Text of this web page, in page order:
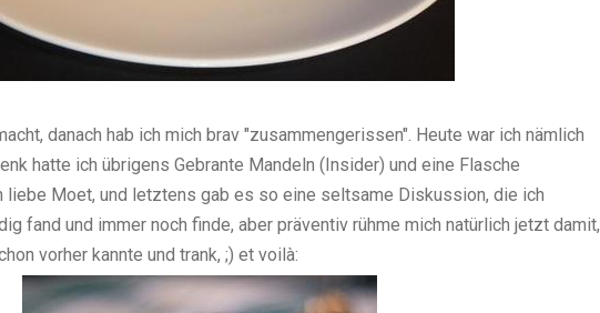
danach hab ich mich brav "zusammengerissen". Heute war ich nämlich
hatte ich übrigens Gebrante Mandeln (Insider) und eine Flasche
liebe Moet, und letztens gab es so eine seltsame Diskussion, die ich
fand und immer noch finde, aber präventiv rühme mich natürlich jetzt damit,
vorher kannte und trank, ;) et voilà: